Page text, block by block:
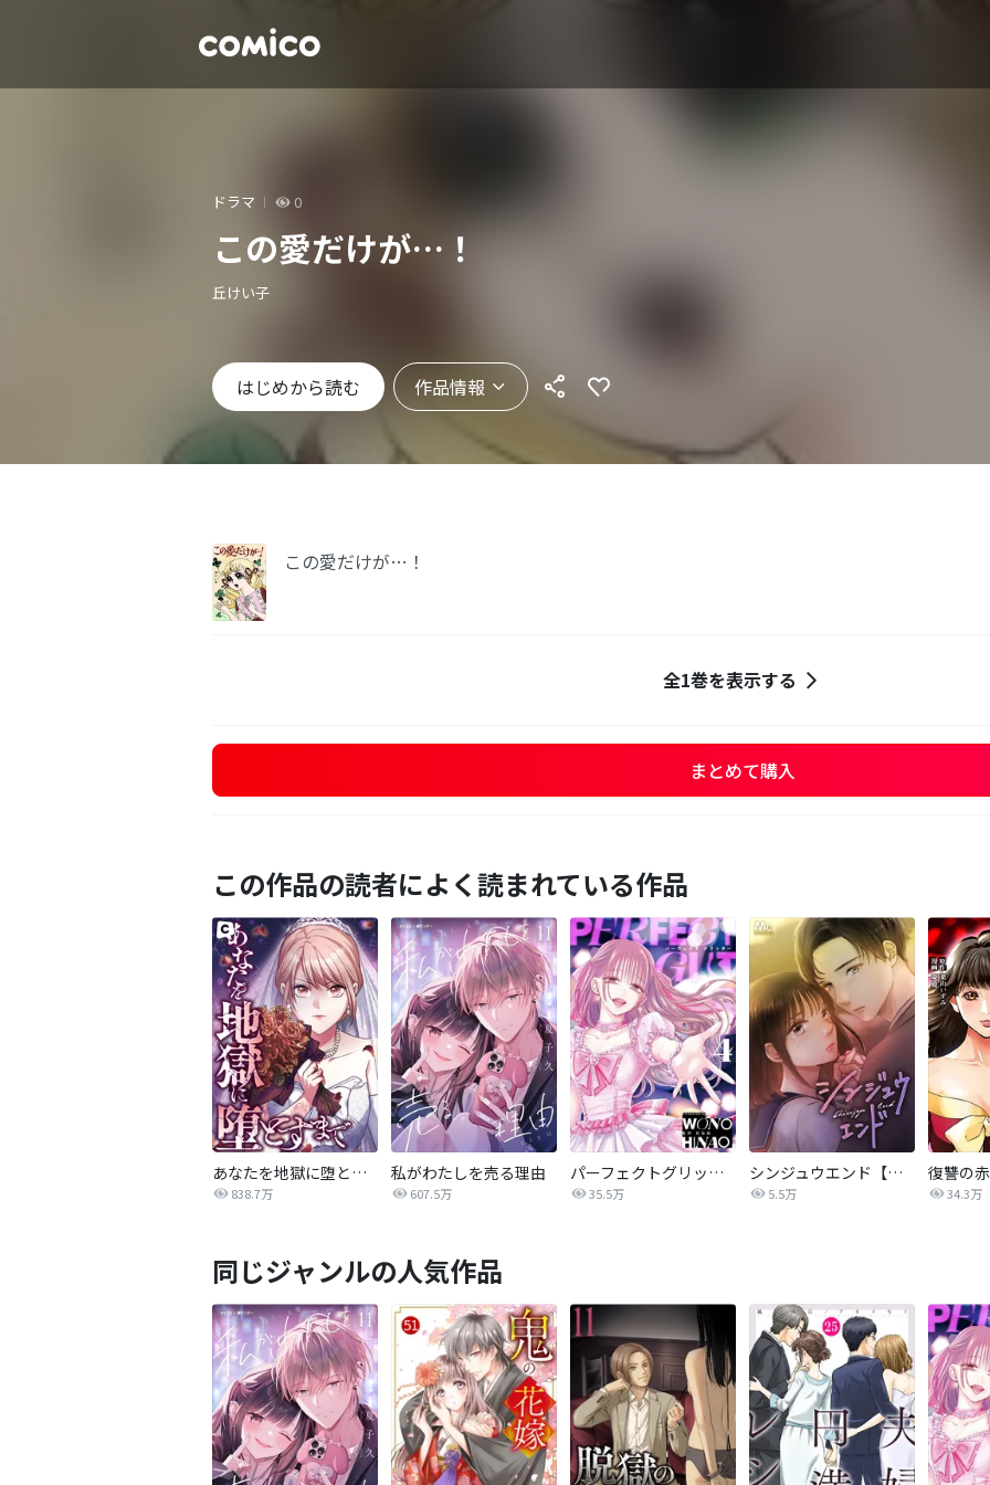
ドラマ 0
この愛だけが…！
丘けい子
はじめから読む 作品情報
この愛だけが…！
全1巻を表示する
まとめて購入
この作品の読者によく読まれている作品
あなたを地獄に堕とすまで
838.7万
私がわたしを売る理由
607.5万
パーフェクトグリッター
35.5万
シンジュウエンド【タテヨミ】
5.5万 34.3万
同じジャンルの人気作品